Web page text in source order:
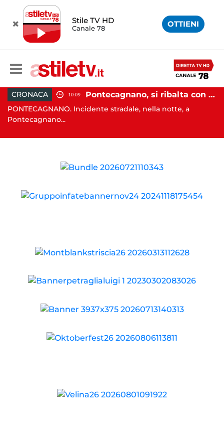
Stile TV HD
Canale 78 OTTIENI
CRONACA 10:09 Pontecagnano, si ribalta con l'auto alla rotatoria: giovane ferito
PONTECAGNANO. Incidente stradale, nella notte, a
Pontecagnano...